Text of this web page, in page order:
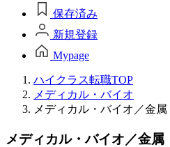
保存済み
新規登録
Mypage
ハイクラス転職TOP
メディカル・バイオ
メディカル・バイオ／金
メディカル・バイオ／金